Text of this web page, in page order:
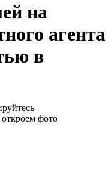
на
агента
в
фото